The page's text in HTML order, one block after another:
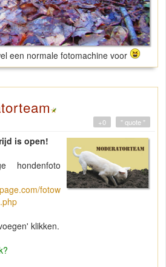
een normale fotomachine voor
" quote "
+0
is open!
hondenfoto
fotow
klikken.